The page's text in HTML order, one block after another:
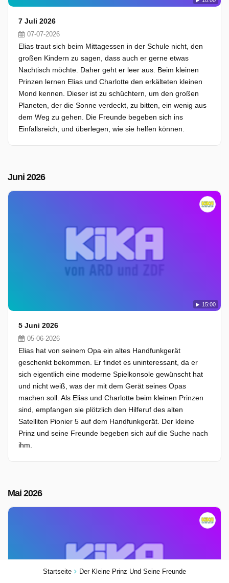
Startseite Der Kleine Prinz Und Seine Freunde
7 Juli 2026
07-07-2026
Elias traut sich beim Mittagessen in der Schule nicht, den
großen Kindern zu sagen, dass auch er gerne etwas
Nachtisch möchte. Daher geht er leer aus. Beim kleinen
Prinzen lernen Elias und Charlotte den erkälteten kleinen
Mond kennen. Dieser ist zu schüchtern, um den großen
Planeten, der die Sonne verdeckt, zu bitten, ein wenig aus
dem Weg zu gehen. Die Freunde begeben sich ins
Einfallsreich, und überlegen, wie sie helfen können.
Juni 2026
15:00
5 Juni 2026
05-06-2026
Elias hat von seinem Opa ein altes Handfunkgerät
geschenkt bekommen. Er findet es uninteressant, da er
sich eigentlich eine moderne Spielkonsole gewünscht hat
und nicht weiß, was der mit dem Gerät seines Opas
machen soll. Als Elias und Charlotte beim kleinen Prinzen
sind, empfangen sie plötzlich den Hilferuf des alten
Satelliten Pionier 5 auf dem Handfunkgerät. Der kleine
Prinz und seine Freunde begeben sich auf die Suche nach
ihm.
Mai 2026